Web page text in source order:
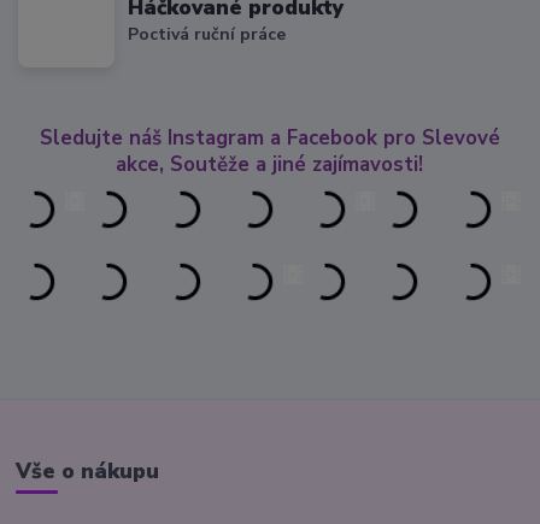
Háčkované produkty
Poctivá ruční práce
Sledujte náš Instagram a Facebook pro Slevové
akce, Soutěže a jiné zajímavosti!
Vše o nákupu